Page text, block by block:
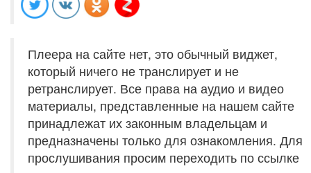
Плеера на сайте нет, это обычный виджет,
который ничего не транслирует и не
ретранслирует. Все права на аудио и видео
материалы, представленные на нашем сайте
принадлежат их законным владельцам и
предназначены только для ознакомления. Для
прослушивания просим переходить по ссылке